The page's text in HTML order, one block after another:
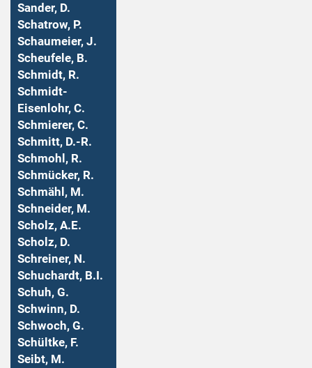
Sander, D.
Schatrow, P.
Schaumeier, J.
Scheufele, B.
Schmidt, R.
Schmidt-
Eisenlohr, C.
Schmierer, C.
Schmitt, D.-R.
Schmohl, R.
Schmücker, R.
Schmähl, M.
Schneider, M.
Scholz, A.E.
Scholz, D.
Schreiner, N.
Schuchardt, B.I.
Schuh, G.
Schwinn, D.
Schwoch, G.
Schültke, F.
Seibt, M.